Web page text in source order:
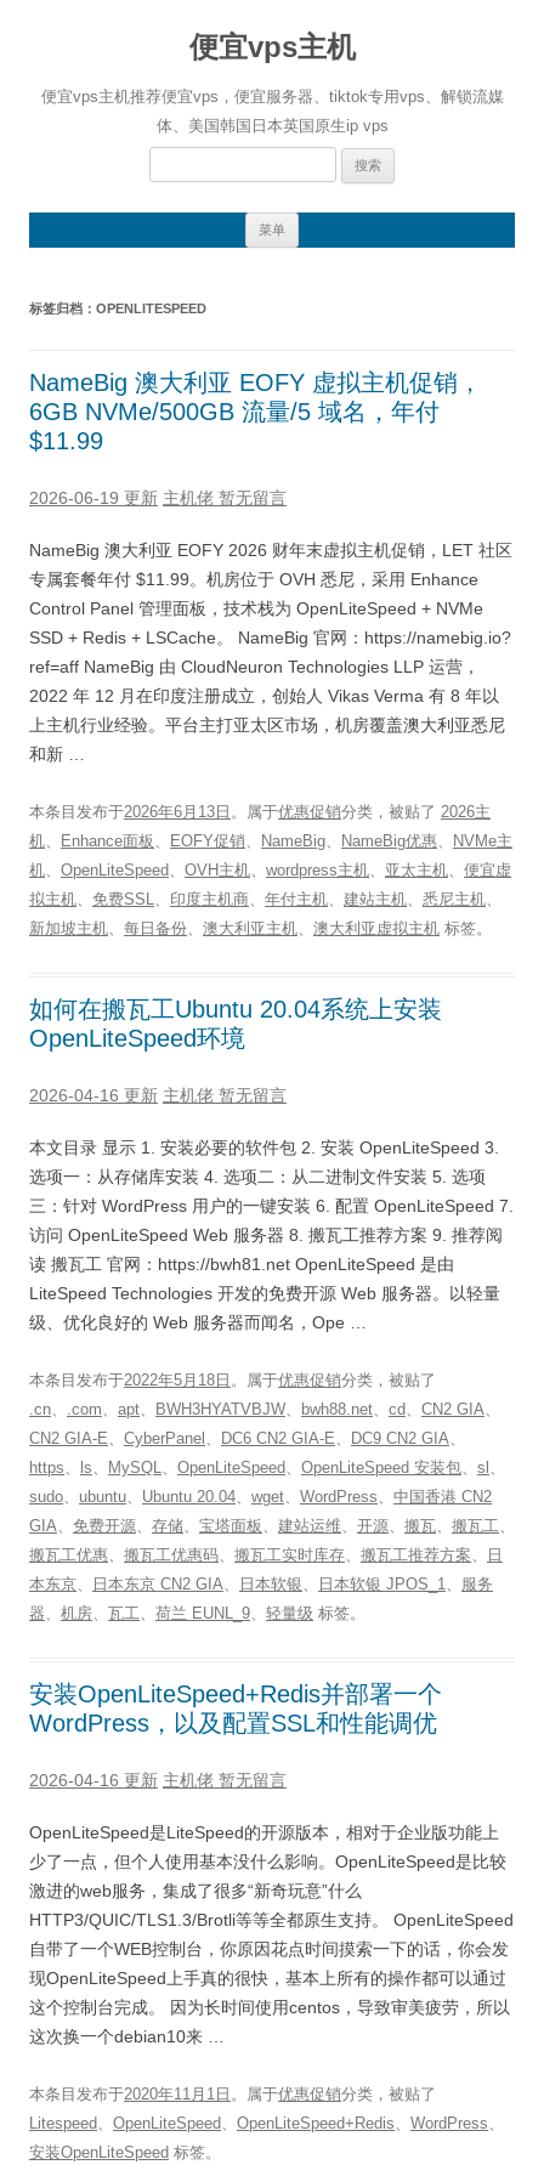
便宜vps主机
便宜vps主机推荐便宜vps，便宜服务器、tiktok专用vps、解锁流媒
体、美国韩国日本英国原生ip vps
搜
菜单
标签归档： OPENLITESPEED
NameBig 澳大利亚 EOFY 虚拟主机促销，
6GB NVMe/500GB 流量/5 域名，年付
$11.99
2026-06-19 更新 主机佬 暂无留言
NameBig 澳大利亚 EOFY 2026 财年末虚拟主机促销，LET 社区
专属套餐年付 $11.99。机房位于 OVH 悉尼，采用 Enhance
Control Panel 管理面板，技术栈为 OpenLiteSpeed + NVMe
SSD + Redis + LSCache。 NameBig 官网：https://namebig.io?
ref=aff NameBig 由 CloudNeuron Technologies LLP 运营，
2022 年 12 月在印度注册成立，创始人 Vikas Verma 有 8 年以
上主机行业经验。平台主打亚太区市场，机房覆盖澳大利亚悉尼
和新 …
本条目发布于2026年6月13日 。属于优惠促销分类，被贴了 2026主
机、 Enhance面板 、 EOFY促销、 NameBig、 NameBig优惠、
NVMe主
机、 OpenLiteSpeed、 OVH主机、 wordpress主机、 亚太主机、 便宜虚
拟主机、 免费SSL、 印度主机商、 年付主机、 建站主机、 悉尼主机、
新加坡主机、 每日备份、 澳大利亚主机、 澳大利亚虚拟主机 标签。
如何在搬瓦工Ubuntu 20.04系统上安装
OpenLiteSpeed环境
2026-04-16 更新 主机佬 暂无留言
本文目录 显示 1. 安装必要的软件包 2. 安装 OpenLiteSpeed 3.
选项一：从存储库安装 4. 选项二：从二进制文件安装 5. 选项
三：针对 WordPress 用户的一键安装 6. 配置 OpenLiteSpeed 7.
访问 OpenLiteSpeed Web 服务器 8. 搬瓦工推荐方案 9. 推荐阅
读 搬瓦工 官网：https://bwh81.net OpenLiteSpeed 是由
LiteSpeed Technologies 开发的免费开源 Web 服务器。以轻量
级、优化良好的 Web 服务器而闻名，Ope …
本条目发布于2022年5月18日 。属于优惠促销分类，被贴了
.cn、 .com、 apt、 BWH3HYATVBJW、 bwh88.net、 cd、 CN2 GIA、
CN2 GIA-E、 CyberPanel 、 DC6 CN2 GIA-E、 DC9 CN2 GIA、
https、 ls、 MySQL、 OpenLiteSpeed、 OpenLiteSpeed 安装包、 sl 、
sudo、 ubuntu、 Ubuntu 20.04、 wget、 WordPress、 中国香港 CN2
GIA、 免费开源、 存储、 宝塔面板 、 建站运维、 开源、 搬瓦、 搬瓦工、
搬瓦工优惠、 搬瓦工优惠码、 搬瓦工实时库存、 搬瓦工推荐方案、
日
本东京、 日本东京 CN2 GIA、 日本软银、 日本软银 JPOS_1、 服务
器、 机房、 瓦工、 荷兰 EUNL_9、 轻量级 标签。
安装OpenLiteSpeed+Redis并部署一个
WordPress，以及配置SSL和性能调优
2026-04-16 更新 主机佬 暂无留言
OpenLiteSpeed是LiteSpeed的开源版本，相对于企业版功能上
少了一点，但个人使用基本没什么影响。OpenLiteSpeed是比较
激进的web服务，集成了很多“新奇玩意”什么
HTTP3/QUIC/TLS1.3/Brotli等等全都原生支持。 OpenLiteSpeed
自带了一个WEB控制台，你原因花点时间摸索一下的话，你会发
现OpenLiteSpeed上手真的很快，基本上所有的操作都可以通过
这个控制台完成。 因为长时间使用centos，导致审美疲劳，所以
这次换一个debian10来 …
本条目发布于2020年11月1日 。属于优惠促销分类，被贴了
Litespeed、 OpenLiteSpeed、 OpenLiteSpeed+Redis、 WordPress、
安装OpenLiteSpeed 标签。